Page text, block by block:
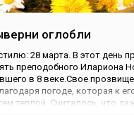
оглобли
28 марта. В этот день
преподобного Илариона
в 8 веке.Свое
погоде, которая к
теплой. Считалось, что